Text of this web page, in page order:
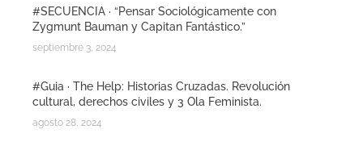
#SECUENCIA · “Pensar Sociológicamente con
Zygmunt Bauman y Capitan Fantástico.”
septiembre 3, 2024
#Guia · The Help: Historias Cruzadas. Revolución
cultural, derechos civiles y 3 Ola Feminista.
agosto 28, 2024